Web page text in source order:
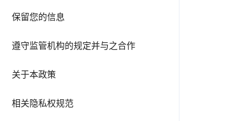
保留您的信息
遵守监管机构的规定并与之合作
关于本政策
相关隐私权规范